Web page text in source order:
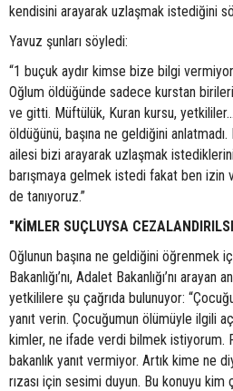
kendisini arayarak uzlaşmak istediğini
Yavuz şunları söyledi:
“1 buçuk aydır kimse bize bilgi
Oğlum öldüğünde sadece kurstan birileri
ve gitti. Müftülük, Kuran kursu,
öldüğünü, başına ne geldiğini
ailesi bizi arayarak uzlaşmak
barışmaya gelmek istedi fakat ben izin
de tanıyoruz.”
"KİMLER SUÇLUYSA
Oğlunun başına ne geldiğini öğrenmek
Bakanlığı’nı, Adalet Bakanlığı’nı
yetkililere şu çağrıda bulunuyor:
yanıt verin. Çocuğumun ölümüyle ilgili
kimler, ne ifade verdi bilmek istiyorum.
bakanlık yanıt vermiyor. Artık kime ne
rızası için sesimi duyun. Bu konuyu kim